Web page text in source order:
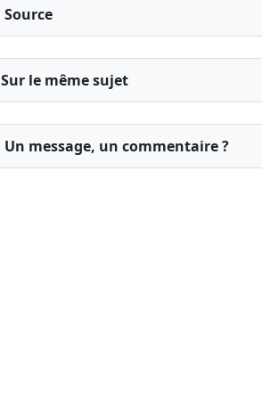
Source
Sur le même sujet
Un message, un commentaire ?